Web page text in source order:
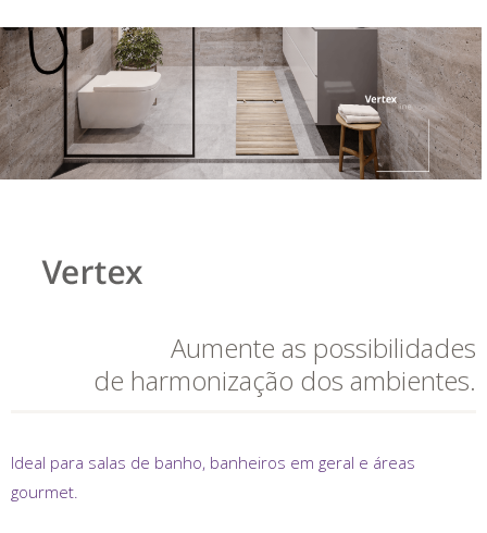
Aumente as possibilidades
de harmonização dos ambientes.
Ideal para salas de banho, banheiros em geral e áreas
gourmet.